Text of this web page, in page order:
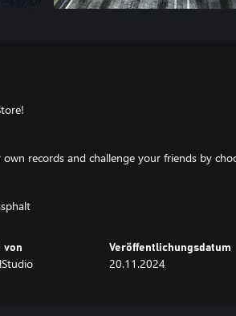
records and challenge your friends by
von Veröffentlichungsdatum
20.11.2024